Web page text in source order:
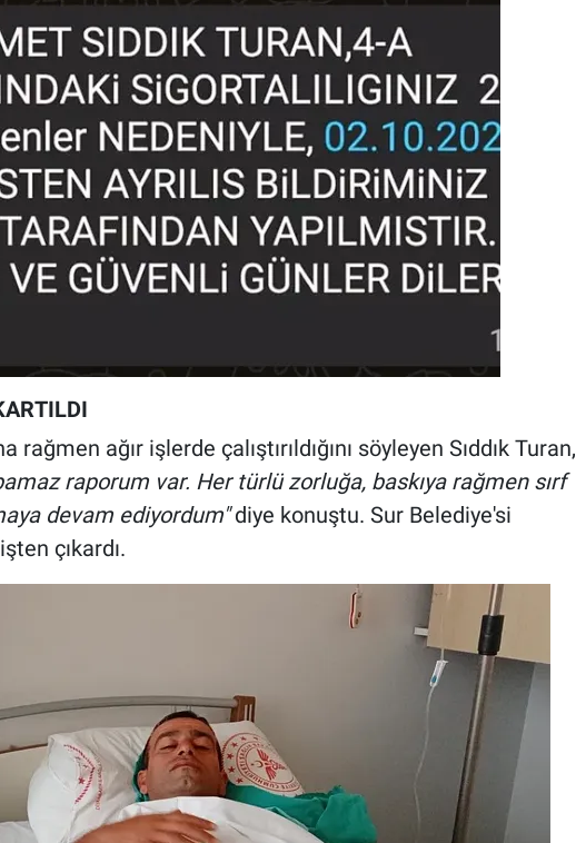
rağmen ağır işlerde çalıştırıldığını söyleyen Sıddık Turan,
raporum var. Her türlü zorluğa, baskıya rağmen sırf
devam ediyordum"diye konuştu. Sur Belediye'si
çıkardı.